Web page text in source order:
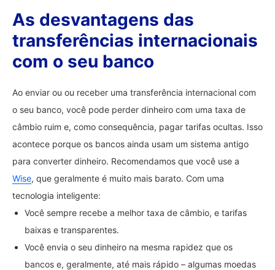
As desvantagens das
transferências internacionais
com o seu banco
Ao enviar ou ou receber uma transferência internacional com
o seu banco, você pode perder dinheiro com uma taxa de
câmbio ruim e, como consequência, pagar tarifas ocultas. Isso
acontece porque os bancos ainda usam um sistema antigo
para converter dinheiro. Recomendamos que você use a
Wise, que geralmente é muito mais barato. Com uma
tecnologia inteligente:
Você sempre recebe a melhor taxa de câmbio, e tarifas
baixas e transparentes.
Você envia o seu dinheiro na mesma rapidez que os
bancos e, geralmente, até mais rápido – algumas moedas